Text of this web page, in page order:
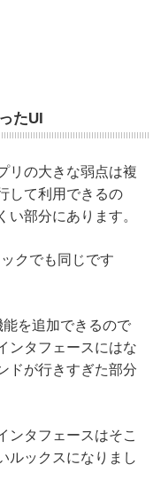
たUI
リの大きな弱点は複
して利用できるの
い部分にあります。
クでも同じです
を追加できるので
ンタフェースにはな
ドが行きすぎた部分
ンタフェースはそこ
ルックスになりまし